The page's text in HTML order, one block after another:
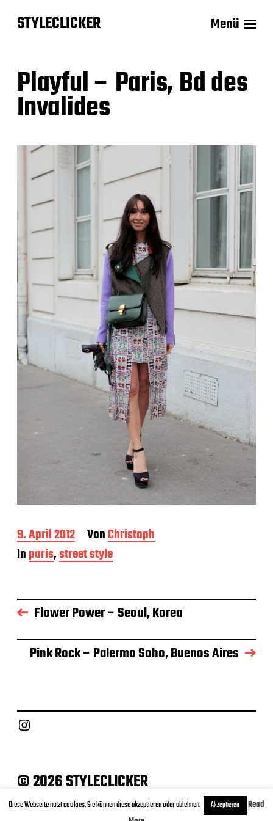
STYLECLICKER Menü
Playful – Paris, Bd des
Invalides
B
e
i
a
g
s
a
9. April 2012 VonChristoph
Inparis,street style
Flower Power – Seoul, Korea
Pink Rock – Palermo Soho, Buenos Aires
Instagram
© 2026 STYLECLICKER
Archive Contact Datenschutz Impressum
Diese Webseite nutzt cookies. Sie können diese akzeptieren oder ablehnen. Akzeptieren
Read